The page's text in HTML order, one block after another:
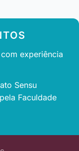
experiência
Sensu
Faculdade